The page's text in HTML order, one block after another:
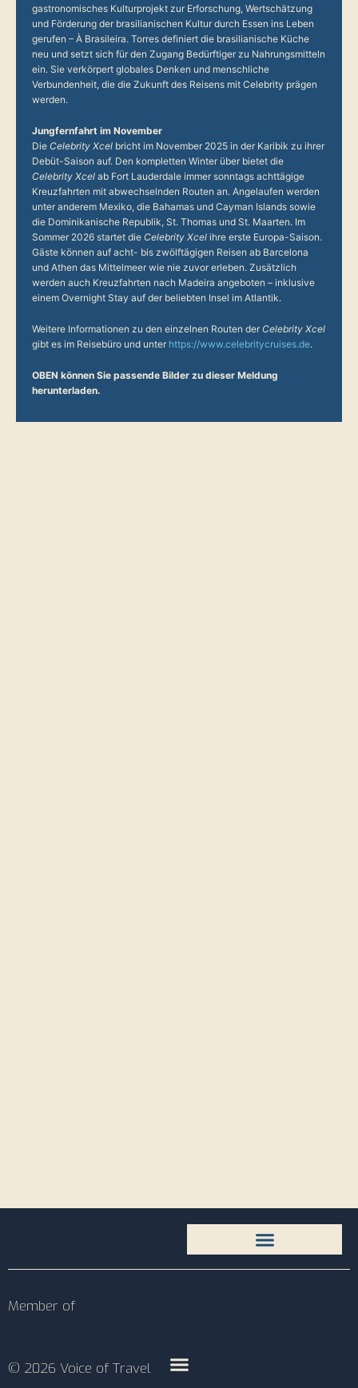
gastronomisches Kulturprojekt zur Erforschung, Wertschätzung
und Förderung der brasilianischen Kultur durch Essen ins Leben
gerufen – À Brasileira. Torres definiert die brasilianische Küche
neu und setzt sich für den Zugang Bedürftiger zu Nahrungsmitteln
ein. Sie verkörpert globales Denken und menschliche
Verbundenheit, die die Zukunft des Reisens mit Celebrity prägen
werden.
Jungfernfahrt im November
Die Celebrity Xcel bricht im November 2025 in der Karibik zu ihrer
Debüt-Saison auf. Den kompletten Winter über bietet die
Celebrity Xcel ab Fort Lauderdale immer sonntags achttägige
Kreuzfahrten mit abwechselnden Routen an. Angelaufen werden
unter anderem Mexiko, die Bahamas und Cayman Islands sowie
die Dominikanische Republik, St. Thomas und St. Maarten. Im
Sommer 2026 startet die Celebrity Xcel ihre erste Europa-Saison.
Gäste können auf acht- bis zwölftägigen Reisen ab Barcelona
und Athen das Mittelmeer wie nie zuvor erleben. Zusätzlich
werden auch Kreuzfahrten nach Madeira angeboten – inklusive
einem Overnight Stay auf der beliebten Insel im Atlantik.
Weitere Informationen zu den einzelnen Routen derCelebrity Xcel
gibt es im Reisebüro und unter https://www.celebritycruises.de.
OBEN können Sie passende Bilder zu dieser Meldung
herunterladen.
Member of
© 2026 Voice of Travel